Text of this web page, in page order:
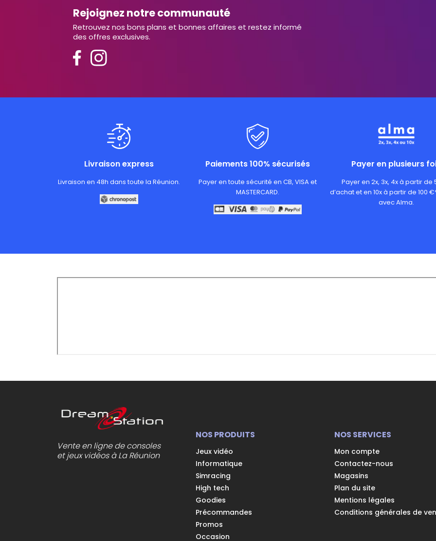
Rejoignez notre communauté
Retrouvez nos bons plans et bonnes affaires et restez informé
des offres exclusives.
Livraison express
Livraison en 48h dans toute la Réunion.
Paiements 100% sécurisés
Payer en toute sécurité en CB, VISA et
MASTERCARD.
Payer en plusieurs
Payer en 2x, 3x, 4x à partir de
d’achat et en 10x à partir de 100
avec Alma.
Vente en ligne de consoles
et jeux vidéos à La Réunion
NOS PRODUITS
Jeux vidéo
Informatique
Simracing
High tech
Goodies
Précommandes
Promos
Occasion
NOS SERVICES
Mon compte
Contactez-nous
Magasins
Plan du site
Mentions légales
Conditions générales de